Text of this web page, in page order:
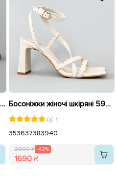
Сандалі жіночі шкіра 594189 Кремові розпродаж Босоніжки жіночі шкіряні 594199 Молочні розпродаж
1
353637383940
2890 ₴ -42%
1690 ₴